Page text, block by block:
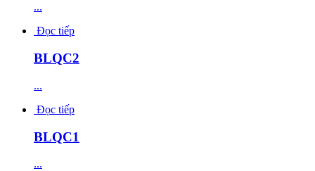
...
Đọc tiếp
BLQC2
...
Đọc tiếp
BLQC1
...